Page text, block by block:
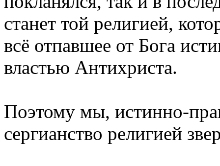
станет той религией,
всё отпавшее от Бога
властью Антихриста.
Поэтому мы, истинно-
сергианство религией